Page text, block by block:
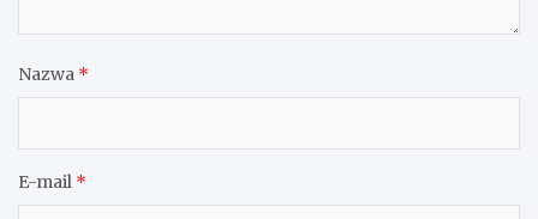
Nazwa *
E-mail *